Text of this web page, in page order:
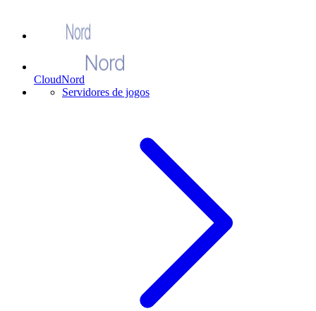
CloudNord
Servidores de jogos